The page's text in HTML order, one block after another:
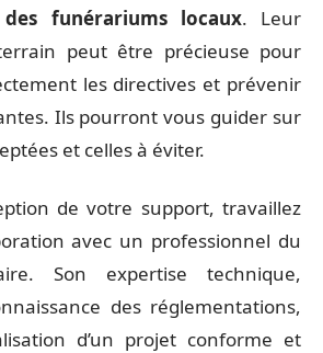
funérariums locaux. Leur
peut être précieuse pour
les directives et prévenir
Ils pourront vous guider sur
et celles à éviter.
de votre support, travaillez
avec un professionnel du
Son expertise technique,
des réglementations,
d’un projet conforme et